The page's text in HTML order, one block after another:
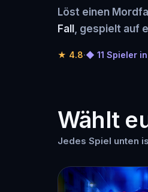
Löst einen
Fall , gespielt auf
★ 4.8·◆ 11 Spieler
Wählt
Jedes Spiel unten